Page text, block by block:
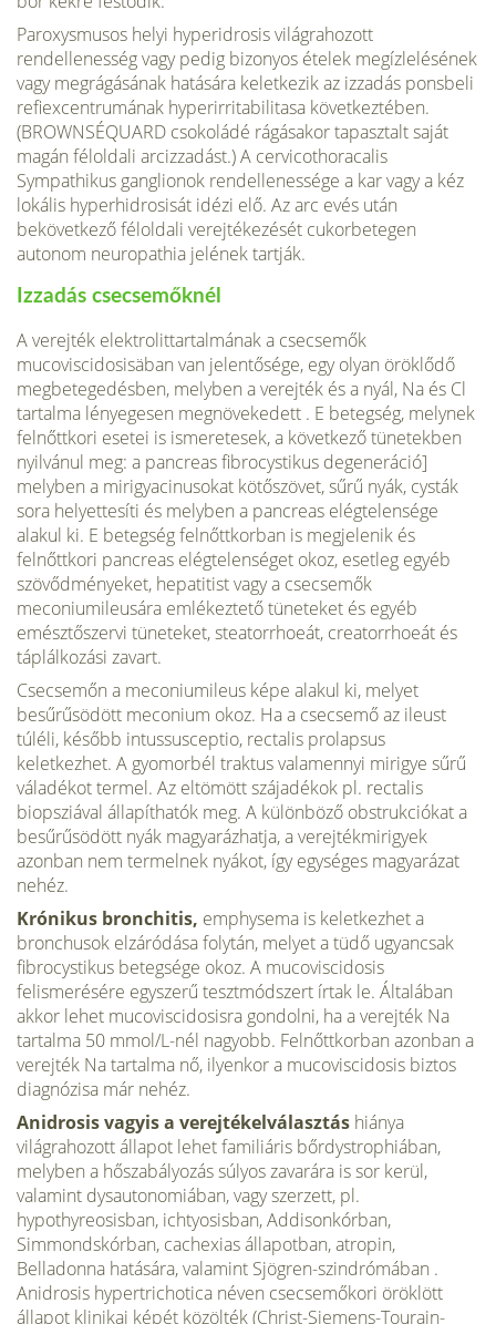
Paroxysmusos helyi hyperidrosis világrahozott
rendellenesség vagy pedig bizonyos ételek megízlelésének
vagy megrágásának hatására keletkezik az izzadás ponsbeli
refiexcentrumának hyperirritabilitasa következtében.
(BROWNSÉQUARD csokoládé rágásakor tapasztalt saját
magán féloldali arcizzadást.) A cervicothoracalis
Sympathikus ganglionok rendellenessége a kar vagy a kéz
lokális hyperhidrosisát idézi elő. Az arc evés után
bekövetkező féloldali verejtékezését cukorbetegen
autonom neuropathia jelének tartják.
Izzadás csecsemőknél
A verejték elektrolittartalmának a csecsemők
mucoviscidosisäban van jelentősége, egy olyan öröklődő
megbetegedésben, melyben a verejték és a nyál, Na és Cl
tartalma lényegesen megnövekedett . E betegség, melynek
felnőttkori esetei is ismeretesek, a következő tünetekben
nyilvánul meg: a pancreas fibrocystikus degeneráció]
melyben a mirigyacinusokat kötőszövet, sűrű nyák, cysták
sora helyettesíti és melyben a pancreas elégtelensége
alakul ki. E betegség felnőttkorban is megjelenik és
felnőttkori pancreas elégtelenséget okoz, esetleg egyéb
szövődményeket, hepatitist vagy a csecsemők
meconiumileusára emlékeztető tüneteket és egyéb
emésztőszervi tüneteket, steatorrhoeát, creatorrhoeát és
táplálkozási zavart.
Csecsemőn a meconiumileus képe alakul ki, melyet
besűrűsödött meconium okoz. Ha a csecsemő az ileust
túléli, később intussusceptio, rectalis prolapsus
keletkezhet. A gyomorbél traktus valamennyi mirigye sűrű
váladékot termel. Az eltömött szájadékok pl. rectalis
biopsziával állapíthatók meg. A különböző obstrukciókat a
besűrűsödött nyák magyarázhatja, a verejtékmirigyek
azonban nem termelnek nyákot, így egységes magyarázat
nehéz.
Krónikus bronchitis, emphysema is keletkezhet a
bronchusok elzáródása folytán, melyet a tüdő ugyancsak
fibrocystikus betegsége okoz. A mucoviscidosis
felismerésére egyszerű tesztmódszert írtak le. Általában
akkor lehet mucoviscidosisra gondolni, ha a verejték Na
tartalma 50 mmol/L-nél nagyobb. Felnőttkorban azonban a
verejték Na tartalma nő, ilyenkor a mucoviscidosis biztos
diagnózisa már nehéz.
Anidrosis vagyis a verejtékelválasztás hiánya
világrahozott állapot lehet familiáris bőrdystrophiában,
melyben a hőszabályozás súlyos zavarára is sor kerül,
valamint dysautonomiában, vagy szerzett, pl.
hypothyreosisban, ichtyosisban, Addisonkórban,
Simmondskórban, cachexias állapotban, atropin,
Belladonna hatására, valamint Sjögren-szindrómában .
Anidrosis hypertrichotica néven csecsemőkori öröklött
állapot klinikai képét közölték (Christ-Siemens-Tourain-